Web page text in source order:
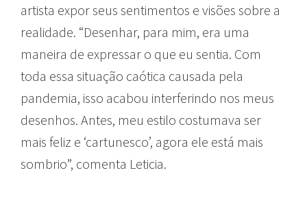
artista expor seus sentimentos e visões sobre a
realidade. “Desenhar, para mim, era uma
maneira de expressar o que eu sentia. Com
toda essa situação caótica causada pela
pandemia, isso acabou interferindo nos meus
desenhos. Antes, meu estilo costumava ser
mais feliz e ‘cartunesco’, agora ele está mais
sombrio”, comenta Leticia.